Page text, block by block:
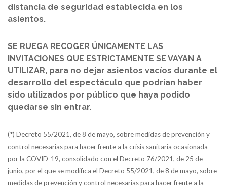
distancia de seguridad establecida en los
asientos.
SE RUEGA RECOGER ÚNICAMENTE LAS
INVITACIONES QUE ESTRICTAMENTE SE VAYAN A
UTILIZAR, para no dejar asientos vacíos durante el
desarrollo del espectáculo que podrían haber
sido utilizados por público que haya podido
quedarse sin entrar.
(*) Decreto 55/2021, de 8 de mayo, sobre medidas de prevención y
control necesarias para hacer frente a la crisis sanitaria ocasionada
por la COVID-19, consolidado con el Decreto 76/2021, de 25 de
junio, por el que se modifica el Decreto 55/2021, de 8 de mayo, sobre
medidas de prevención y control necesarias para hacer frente a la